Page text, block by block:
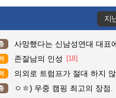
지
사망했다는 신남성연대 대표
존잘남의 인성 [18]
의외로 트럼프가 절대 하지
ㅇㅎ) 우중 캠핑 최고의 장점.